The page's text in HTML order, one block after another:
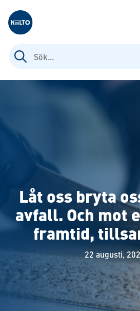
Kiilto Sweden
Sök
efter:
Låt oss bryta
avfall. Och mot
framtid,
22 augusti,